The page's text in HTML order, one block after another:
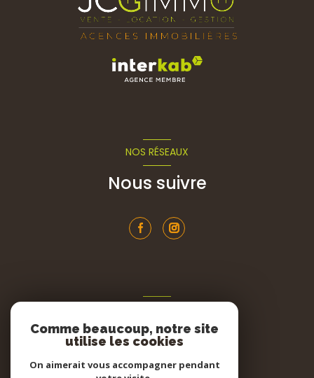
NOS RÉSEAUX
Nous suivre
Nous adhérons
Comme beaucoup, notre site
utilise les cookies
On aimerait vous accompagner pendant